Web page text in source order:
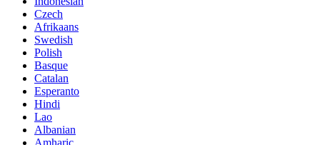
Czech
Afrikaans
Swedish
Polish
Basque
Catalan
Esperanto
Hindi
Lao
Albanian